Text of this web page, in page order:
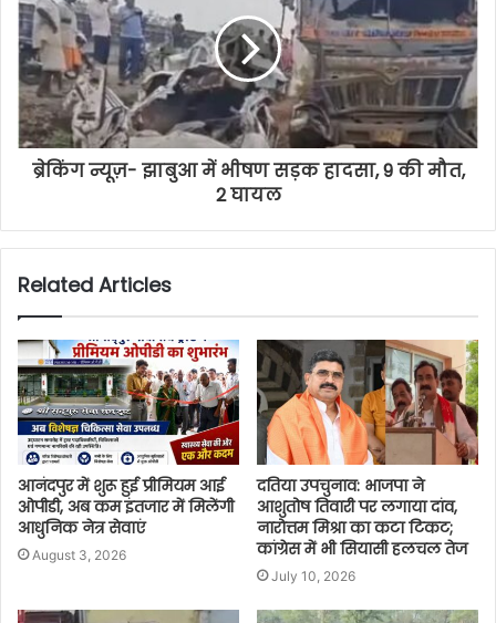
ब्रेकिंग न्यूज़- झाबुआ में भीषण सड़क हादसा, 9 की मौत,
2 घायल
Related Articles
आनंदपुर में शुरू हुई प्रीमियम आई
ओपीडी, अब कम इंतजार में मिलेंगी
आधुनिक नेत्र सेवाएं
August 3, 2026
दतिया उपचुनाव: भाजपा ने
आशुतोष तिवारी पर लगाया दांव,
नारोत्तम मिश्रा का कटा टिकट;
कांग्रेस में भी सियासी हलचल तेज
July 10, 2026